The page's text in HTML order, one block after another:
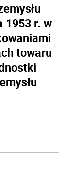
1953 r. w
towaru